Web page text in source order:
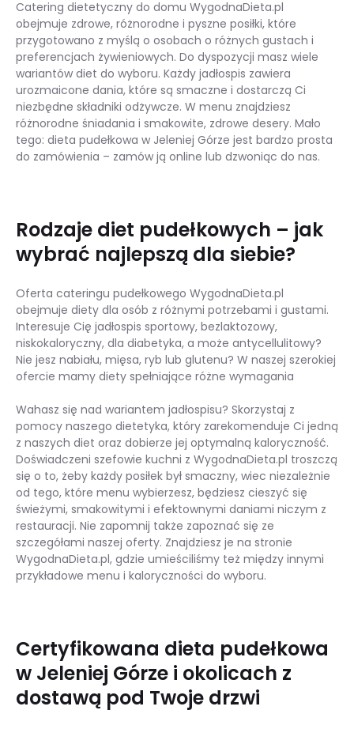
Catering dietetyczny do domu WygodnaDieta.pl
obejmuje zdrowe, różnorodne i pyszne posiłki, które
przygotowano z myślą o osobach o różnych gustach i
preferencjach żywieniowych. Do dyspozycji masz wiele
wariantów diet do wyboru. Każdy jadłospis zawiera
urozmaicone dania, które są smaczne i dostarczą Ci
niezbędne składniki odżywcze. W menu znajdziesz
różnorodne śniadania i smakowite, zdrowe desery. Mało
tego: dieta pudełkowa w Jeleniej Górze jest bardzo prosta
do zamówienia – zamów ją online lub dzwoniąc do nas.
Rodzaje diet pudełkowych – jak
wybrać najlepszą dla siebie?
Oferta cateringu pudełkowego WygodnaDieta.pl
obejmuje diety dla osób z różnymi potrzebami i gustami.
Interesuje Cię jadłospis sportowy, bezlaktozowy,
niskokaloryczny, dla diabetyka, a może antycellulitowy?
Nie jesz nabiału, mięsa, ryb lub glutenu? W naszej szerokiej
ofercie mamy diety spełniające różne wymagania
Wahasz się nad wariantem jadłospisu? Skorzystaj z
pomocy naszego dietetyka, który zarekomenduje Ci jedną
z naszych diet oraz dobierze jej optymalną kaloryczność.
Doświadczeni szefowie kuchni z WygodnaDieta.pl troszczą
się o to, żeby każdy posiłek był smaczny, wiec niezależnie
od tego, które menu wybierzesz, będziesz cieszyć się
świeżymi, smakowitymi i efektownymi daniami niczym z
restauracji. Nie zapomnij także zapoznać się ze
szczegółami naszej oferty. Znajdziesz je na stronie
WygodnaDieta.pl, gdzie umieściliśmy też między innymi
przykładowe menu i kaloryczności do wyboru.
Certyfikowana dieta pudełkowa
w Jeleniej Górze i okolicach z
dostawą pod Twoje drzwi